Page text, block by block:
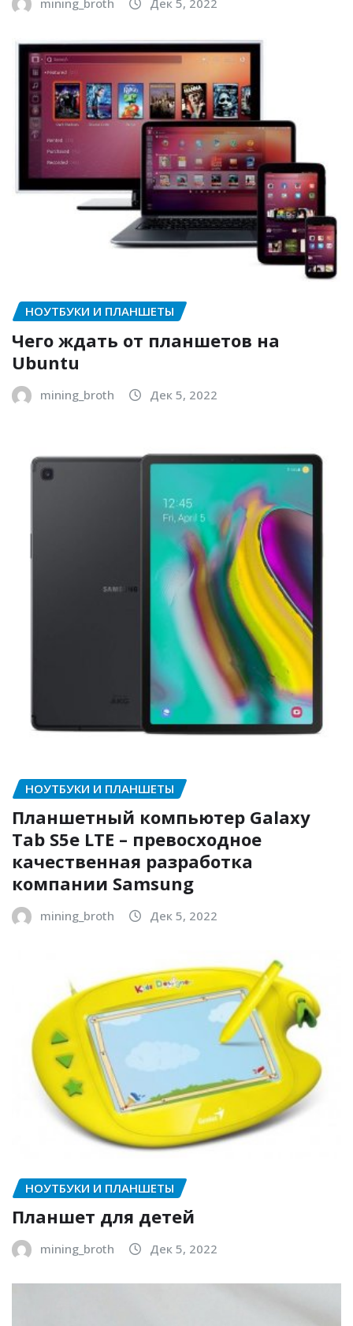
НОУТБУКИ И ПЛАНШЕТЫ
Чего ждать от планшетов на
Ubuntu
mining_broth Дек 5, 2022
НОУТБУКИ И ПЛАНШЕТЫ
Планшетный компьютер Galaxy
Tab S5e LTE – превосходное
качественная разработка
компании Samsung
mining_broth Дек 5, 2022
НОУТБУКИ И ПЛАНШЕТЫ
Планшет для детей
mining_broth Дек 5, 2022